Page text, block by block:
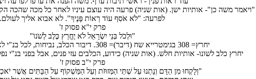
"ויאמר משה כן"- אותיות ישן. (אות שניה) פרעה היה עוצם עיניו לאחר כל מכה שהכה
לפרעה: "לֹא אֹסִף עוֹד רְאוֹת פָּנֶיךָ". לא אבוא אליך לעולם.
פרק י"א פסוק ז'
"וּלְכֹל בְּנֵי יִשְׂרָאֵל לֹא יֶחֱרַץ כֶּלֶב לְשֹׁנוֹ"
יחרץ= 308 בגימטרייא שח (דיבר)= 308. דיבור הכלב, נביחות, לכל בנ"י לא נבח כלב בפיו.
יחרץ כלב לשונו- אותיות חלש. (אות שניה) כידוע, הכלבים עזי פנים, אבל בפני בנ"י
פרק י"ב פסוק ז'
"וְלָקְחוּ מִן הַדָּם וְנָתְנוּ עַל שְׁתֵּי הַמְּזוּזֹת וְעַל הַמַּשְׁקוֹף עַל הַבָּתִּים אֲשֶׁר